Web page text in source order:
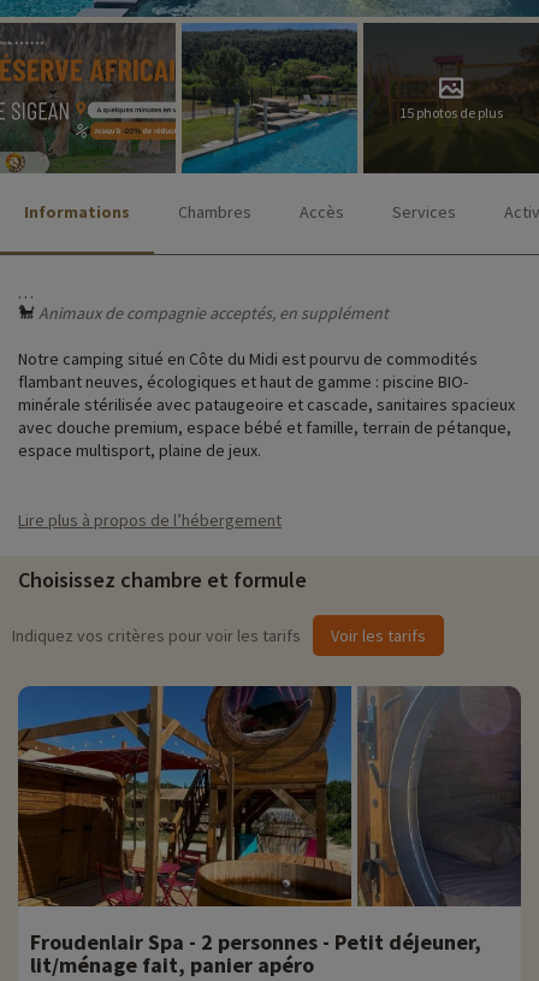
15 photos de plus
Informations Chambres Accès Services
🐩 Animaux de compagnie acceptés, en supplément
Notre camping situé en Côte du Midi est pourvu de commodités
flambant neuves, écologiques et haut de gamme : piscine BIO-
minérale stérilisée avec pataugeoire et cascade, sanitaires spacieux
avec douche premium, espace bébé et famille, terrain de pétanque,
espace multisport, plaine de jeux.
panorama sur la vallée. Nous sommes ancrés dans un village
villageois sont particulièrement accueillants.
♥iNotre activité coup de cœur
• Ranch des appaloosas
› Situé à 3 km du camping
› Sommet des crêtes au lit de la rivière de la Cesse,
› Poneys et chevaux
› En haute saison, Camille et ses chevaux viennent au camping une fois par
semaine pour organiser de belles balades, souvent au bord de la rivière !
Lire plus à propos de l’hébergement
Choisissez chambre et formule
Indiquez vos critères pour voir les tarifs Voir les tarifs
Froudenlair Spa - 2 personnes - Petit déjeuner,
lit/ménage fait, panier apéro